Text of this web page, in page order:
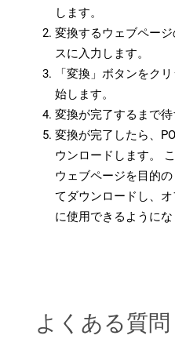
します。
変換するウェブペー
スに入力します。
「変換」ボタンをク
始します。
変換が完了するまで待
変換が完了したら、
ウンロードします。
ウェブページを目的
てダウンロードし、
に使用できるようにな
よくある質問